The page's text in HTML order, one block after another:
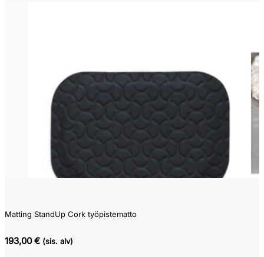
Matting StandUp Cork työpistematto
193,00 € (sis. alv)